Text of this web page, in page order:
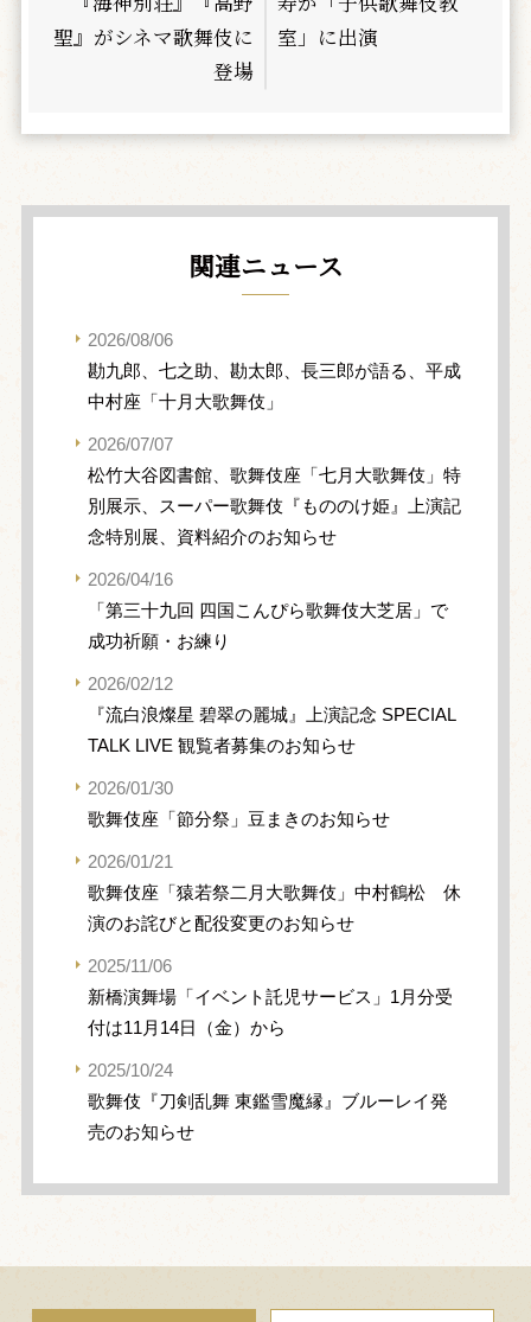
聖』がシネマ歌舞伎に
登場
室」に出演
関連ニュース
2026/08/06
勘九郎、七之助、勘太郎、長三郎が語る、平成
中村座「十月大歌舞伎」
2026/07/07
松竹大谷図書館、歌舞伎座「七月大歌舞伎」特
別展示、スーパー歌舞伎『もののけ姫』上演記
念特別展、資料紹介のお知らせ
2026/04/16
「第三十九回 四国こんぴら歌舞伎大芝居」で
成功祈願・お練り
2026/02/12
『流白浪燦星 碧翠の麗城』上演記念 SPECIAL
TALK LIVE 観覧者募集のお知らせ
2026/01/30
歌舞伎座「節分祭」豆まきのお知らせ
2026/01/21
歌舞伎座「猿若祭二月大歌舞伎」中村鶴松 休
演のお詫びと配役変更のお知らせ
2025/11/06
新橋演舞場「イベント託児サービス」1月分受
付は11月14日（金）から
2025/10/24
歌舞伎『刀剣乱舞 東鑑雪魔縁』ブルーレイ発
売のお知らせ